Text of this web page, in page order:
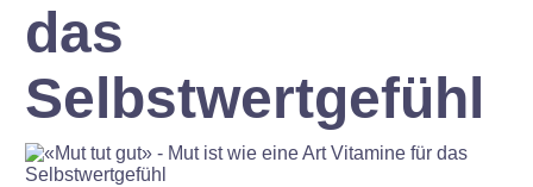
das
Selbstwertgefühl